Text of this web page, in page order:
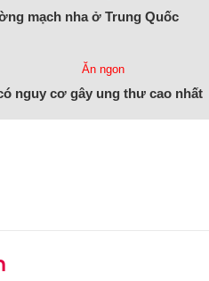
mạch nha ở Trung Quốc
Ăn ngon
nguy cơ gây ung thư cao nhất